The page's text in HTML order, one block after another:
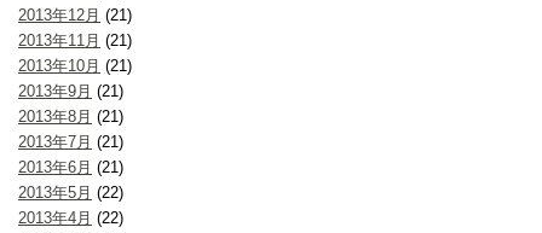
2013年12月 (21)
2013年11月 (21)
2013年10月 (21)
2013年9月 (21)
2013年8月 (21)
2013年7月 (21)
2013年6月 (21)
2013年5月 (22)
2013年4月 (22)